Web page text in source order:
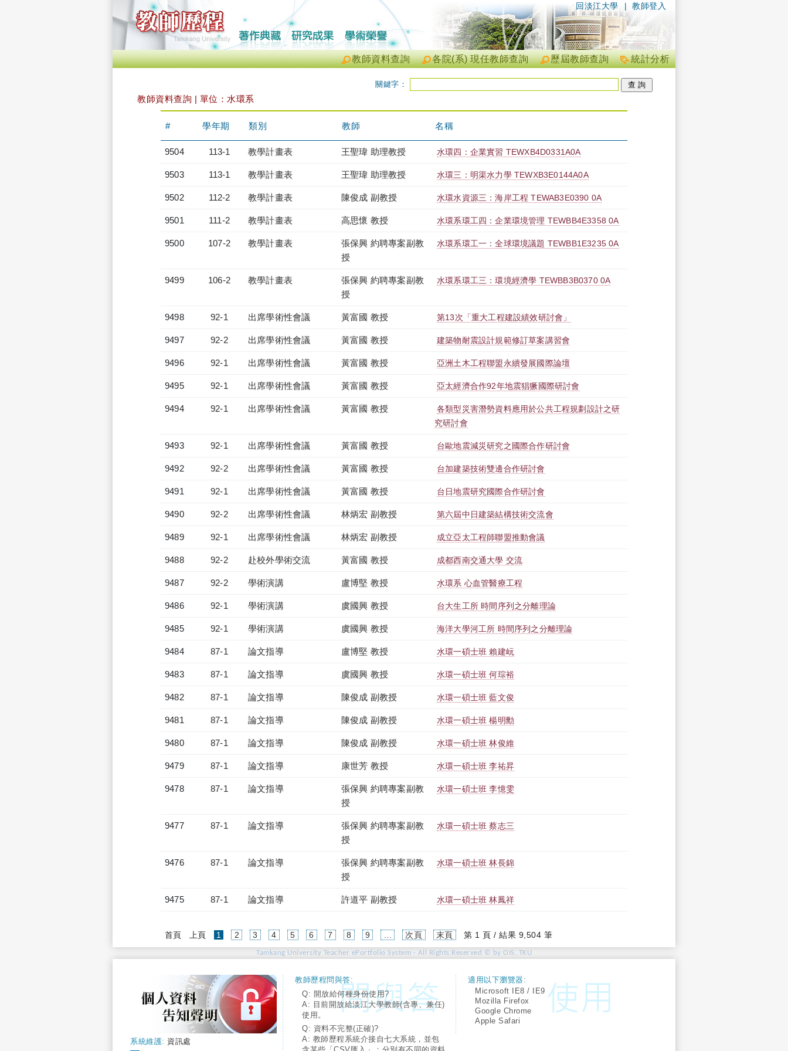
| 教師登入
回淡江大學
統計分析
歷屆教師查詢
各院(系) 現任教師查詢
教師資料查詢
關鍵字：
教師資料查詢 | 單位：水環系
# 學年期 類別 教師 名稱
9504 113-1 教學計畫表 王聖瑋 助理教授 水環四：企業實習 TEWXB4D0331A0A
9503 113-1 教學計畫表 王聖瑋 助理教授 水環三：明渠水力學 TEWXB3E0144A0A
9502 112-2 教學計畫表 陳俊成 副教授 水環水資源三：海岸工程 TEWAB3E0390 0A
9501 111-2 教學計畫表 高思懷 教授 水環系環工四：企業環境管理 TEWBB4E3358 0A
9500 107-2 教學計畫表
張保興 約聘專案副教
授
水環系環工一：全球環境議題 TEWBB1E3235 0A
9499 106-2 教學計畫表
張保興 約聘專案副教
授
水環系環工三：環境經濟學 TEWBB3B0370 0A
9498 92-1 出席學術性會議 黃富國 教授 第13次「重大工程建設績效研討會」
9497 92-2 出席學術性會議 黃富國 教授 建築物耐震設計規範修訂草案講習會
9496 92-1 出席學術性會議 黃富國 教授 亞洲土木工程聯盟永續發展國際論壇
9495 92-1 出席學術性會議 黃富國 教授 亞太經濟合作92年地震猖獗國際研討會
9494 92-1 出席學術性會議 黃富國 教授
各類型災害潛勢資料應用於公共工程規劃設計之研
究研討會
9493 92-1 出席學術性會議 黃富國 教授 台歐地震減災研究之國際合作研討會
9492 92-2 出席學術性會議 黃富國 教授 台加建築技術雙邊合作研討會
9491 92-1 出席學術性會議 黃富國 教授 台日地震研究國際合作研討會
9490 92-2 出席學術性會議 林炳宏 副教授 第六屆中日建築結構技術交流會
9489 92-1 出席學術性會議 林炳宏 副教授 成立亞太工程師聯盟推動會議
9488 92-2 赴校外學術交流 黃富國 教授 成都西南交通大學 交流
9487 92-2 學術演講 盧博堅 教授 水環系 心血管醫療工程
9486 92-1 學術演講 虞國興 教授 台大生工所 時間序列之分離理論
9485 92-1 學術演講 虞國興 教授 海洋大學河工所 時間序列之分離理論
9484 87-1 論文指導 盧博堅 教授 水環一碩士班 賴建岏
9483 87-1 論文指導 虞國興 教授 水環一碩士班 何琮裕
9482 87-1 論文指導 陳俊成 副教授 水環一碩士班 藍文俊
9481 87-1 論文指導 陳俊成 副教授 水環一碩士班 楊明勳
9480 87-1 論文指導 陳俊成 副教授 水環一碩士班 林俊維
9479 87-1 論文指導 康世芳 教授 水環一碩士班 李祐昇
9478 87-1 論文指導
張保興 約聘專案副教
授
水環一碩士班 李憶雯
9477 87-1 論文指導
張保興 約聘專案副教
授
水環一碩士班 蔡志三
9476 87-1 論文指導
張保興 約聘專案副教
授
水環一碩士班 林長錦
9475 87-1 論文指導 許道平 副教授 水環一碩士班 林鳳祥
首頁 上頁 1 (current)
2 3 4 5 6 7 8 9 次頁 末頁 第 1 頁 / 結果 9,504 筆
Tamkang University Teacher ePortfolio System - All Rights Reserved © by OIS, TKU
系統維護: 資訊處
教師歷程問與答:
Q: 開放給何種身份使用?
A: 目前開放給淡江大學教師(含專、兼任)
使用。
Q: 資料不完整(正確)?
A: 教師歷程系統介接自七大系統，並包
適用以下瀏覽器:
Microsoft IE8 / IE9
Mozilla Firefox
Google Chrome
Apple Safari